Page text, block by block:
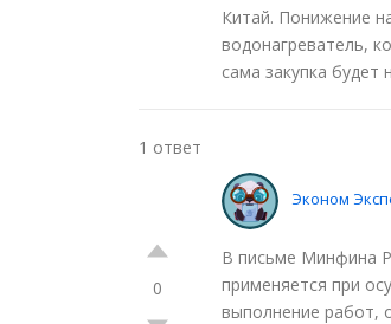
Китай. Понижение
водонагреватель,
сама закупка будет
1 ответ
0
Эконом
В письме Минфина
применяется при
выполнение работ,